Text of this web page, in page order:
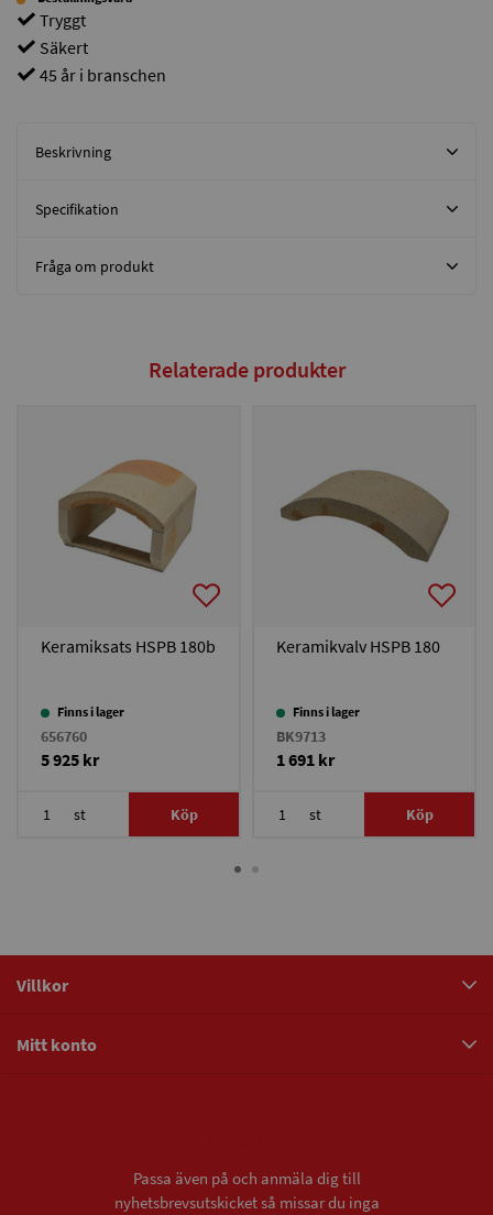
Tryggt
Säkert
45 år i branschen
Beskrivning
Specifikation
Fråga om produkt
Relaterade produkter
Keramiksats HSPB 180b
Finns i lager
656760
5 925 kr
st Köp
Keramikvalv HSPB 180
Finns i lager
BK9713
1 691 kr
st Köp
Villkor
Mitt konto
Passa även på och anmäla dig till
nyhetsbrevsutskicket så missar du inga